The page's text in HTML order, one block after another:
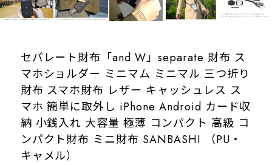
セパレート財布「and W」separate 財布 ス
マホショルダー ミニマム ミニマル 三つ折り
財布 スマホ財布 レザー キャッシュレス ス
マホ 簡単に取外し iPhone Android カード収
納 小銭入れ 大容量 極薄 コンパクト 高級 コ
ンパクト財布 ミニ財布 SANBASHI （PU・
キャメル）